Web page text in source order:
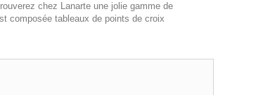
chez Lanarte une jolie gamme de
composée tableaux de points de croix